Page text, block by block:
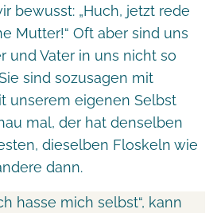
bewusst: „Huch, jetzt rede
Mutter!“ Oft aber sind uns
und Vater in uns nicht so
sind sozusagen mit
unserem eigenen Selbst
mal, der hat denselben
dieselben Floskeln wie
dann.
hasse mich selbst“, kann